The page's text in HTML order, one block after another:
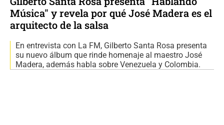
Música" y revela por qué José Madera es el
arquitecto de la salsa
En entrevista con La FM, Gilberto Santa Rosa presenta
su nuevo álbum que rinde homenaje al maestro José
Madera, además habla sobre Venezuela y Colombia.